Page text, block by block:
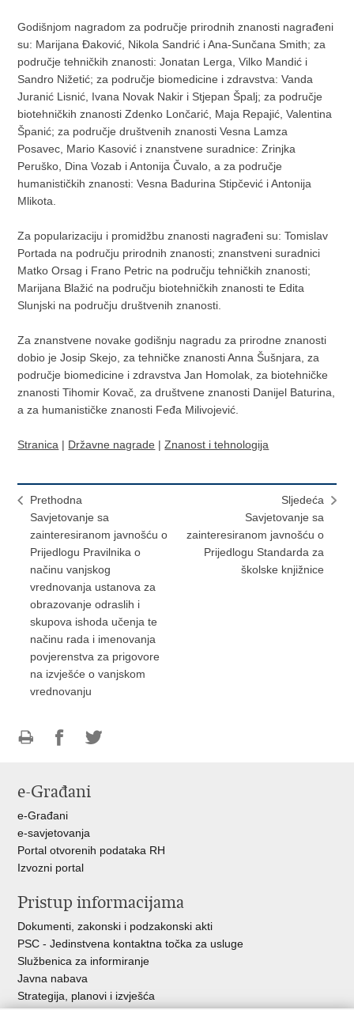
Godišnjom nagradom za područje prirodnih znanosti nagrađeni
su: Marijana Đaković, Nikola Sandrić i Ana-Sunčana Smith; za
područje tehničkih znanosti: Jonatan Lerga, Vilko Mandić i
Sandro Nižetić; za područje biomedicine i zdravstva: Vanda
Juranić Lisnić, Ivana Novak Nakir i Stjepan Špalj; za područje
biotehničkih znanosti Zdenko Lončarić, Maja Repajić, Valentina
Španić; za područje društvenih znanosti Vesna Lamza
Posavec, Mario Kasović i znanstvene suradnice: Zrinjka
Peruško, Dina Vozab i Antonija Čuvalo, a za područje
humanističkih znanosti: Vesna Badurina Stipčević i Antonija
Mlikota.
Za popularizaciju i promidžbu znanosti nagrađeni su: Tomislav
Portada na području prirodnih znanosti; znanstveni suradnici
Matko Orsag i Frano Petric na području tehničkih znanosti;
Marijana Blažić na području biotehničkih znanosti te Edita
Slunjski na području društvenih znanosti.
Za znanstvene novake godišnju nagradu za prirodne znanosti
dobio je Josip Skejo, za tehničke znanosti Anna Šušnjara, za
područje biomedicine i zdravstva Jan Homolak, za biotehničke
znanosti Tihomir Kovač, za društvene znanosti Danijel Baturina,
a za humanističke znanosti Feđa Milivojević.
Stranica | Državne nagrade |Znanost i tehnologija
Prethodna
Savjetovanje sa
zainteresiranom javnošću o
Prijedlogu Pravilnika o
načinu vanjskog
vrednovanja ustanova za
obrazovanje odraslih i
skupova ishoda učenja te
načinu rada i imenovanja
povjerenstva za prigovore
na izvješće o vanjskom
vrednovanju
Sljedeća
Savjetovanje sa
zainteresiranom javnošću o
Prijedlogu Standarda za
školske knjižnice
FacebookuTwitteru
e-Građani
e-Građani
e-savjetovanja
Portal otvorenih podataka RH
Izvozni portal
Pristup informacijama
Dokumenti, zakonski i podzakonski akti
PSC - Jedinstvena kontaktna točka za usluge
Službenica za informiranje
Javna nabava
Strategija, planovi i izvješća